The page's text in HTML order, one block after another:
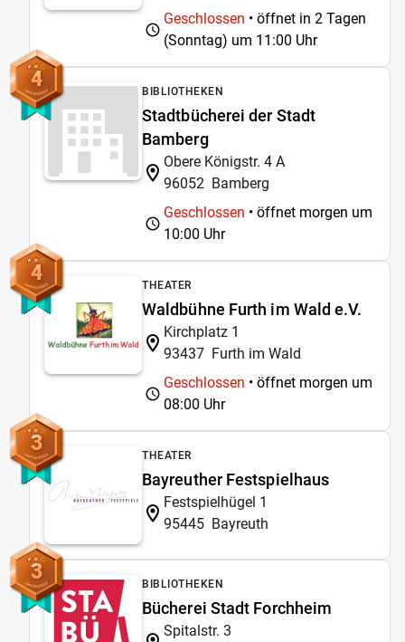
Geschlossen • öffnet in 2 Tagen
(Sonntag) um 11:00 Uhr
4 BIBLIOTHEKEN
Stadtbücherei der Stadt
Bamberg
Obere Königstr. 4 A
96052 Bamberg
Geschlossen • öffnet morgen um
10:00 Uhr
4 THEATER
Waldbühne Furth im Wald e.V.
Kirchplatz 1
93437 Furth im Wald
Geschlossen • öffnet morgen um
08:00 Uhr
3 THEATER
Bayreuther Festspielhaus
Festspielhügel 1
95445 Bayreuth
3 BIBLIOTHEKEN
Bücherei Stadt Forchheim
Spitalstr. 3